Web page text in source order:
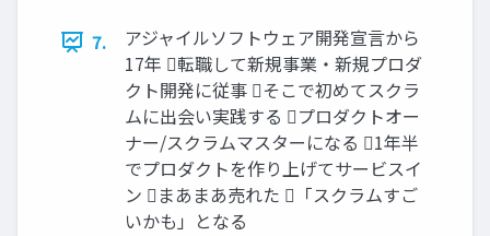
7.
アジャイルソフトウェア開発宣言から
17年 転職して新規事業・新規プロダ
クト開発に従事 そこで初めてスクラ
ムに出会い実践する プロダクトオー
ナー/スクラムマスターになる 1年半
でプロダクトを作り上げてサービスイ
ン まあまあ売れた 「スクラムすご
いかも」となる